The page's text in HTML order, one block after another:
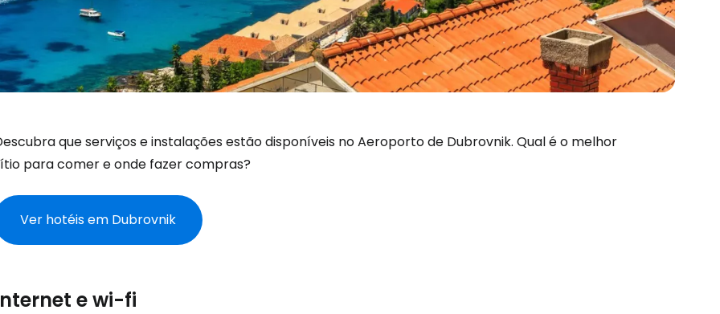
que serviços e instalações estão disponíveis no Aeroporto de Dubrovnik. Qual é o melhor
para comer e onde fazer compras?
Ver hotéis em Dubrovnik
e wi-fi